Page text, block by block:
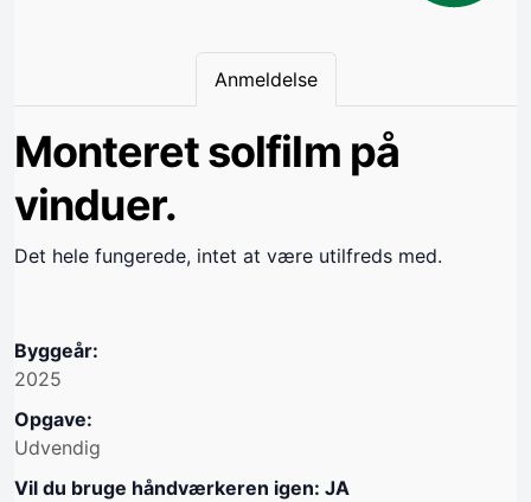
Anmeldelse
Monteret solfilm på
vinduer.
Det hele fungerede, intet at være utilfreds med.
Byggeår:
2025
Opgave:
Udvendig
Vil du bruge håndværkeren igen: JA